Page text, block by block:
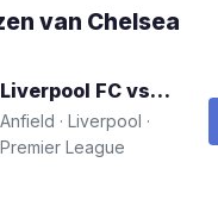
van Chelsea
Liverpool FC vs Chelsea FC
Anfield · Liverpool ·
Premier League